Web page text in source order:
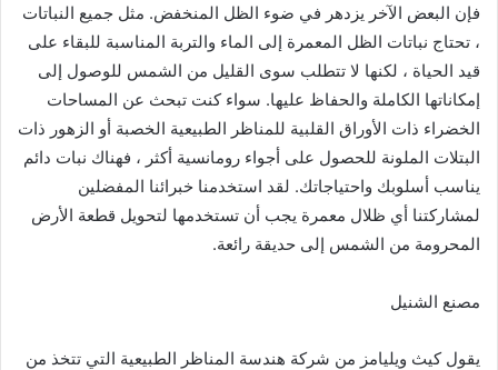
فإن البعض الآخر يزدهر في ضوء الظل المنخفض. مثل جميع النباتات
، تحتاج نباتات الظل المعمرة إلى الماء والتربة المناسبة للبقاء على
قيد الحياة ، لكنها لا تتطلب سوى القليل من الشمس للوصول إلى
إمكاناتها الكاملة والحفاظ عليها. سواء كنت تبحث عن المساحات
الخضراء ذات الأوراق القلبية للمناظر الطبيعية الخصبة أو الزهور ذات
البتلات الملونة للحصول على أجواء رومانسية أكثر ، فهناك نبات دائم
يناسب أسلوبك واحتياجاتك. لقد استخدمنا خبرائنا المفضلين
لمشاركتنا أي ظلال معمرة يجب أن تستخدمها لتحويل قطعة الأرض
المحرومة من الشمس إلى حديقة رائعة.
مصنع الشنيل
يقول كيث ويليامز من شركة هندسة المناظر الطبيعية التي تتخذ من